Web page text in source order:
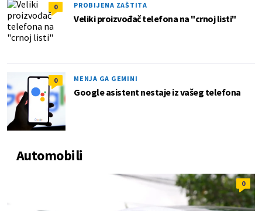
0 PROBIJENA ZAŠTITA
Veliki proizvođač telefona na "crnoj listi"
0 MENJA GA GEMINI
Google asistent nestaje iz vašeg telefona
Automobili
0